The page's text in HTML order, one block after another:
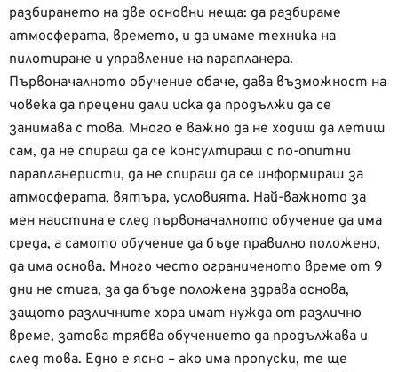
разбирането на две основни неща: да разбираме
атмосферата, времето, и да имаме техника на
пилотиране и управление на парапланера.
Първоначалното обучение обаче, дава възможност на
човека да прецени дали иска да продължи да се
занимава с това. Много е важно да не ходиш да летиш
сам, да не спираш да се консултираш с по-опитни
парапланеристи, да не спираш да се информираш за
атмосферата, вятъра, условията. Най-важното за
мен наистина е след първоначалното обучение да има
среда, а самото обучение да бъде правилно положено,
да има основа. Много често ограниченото време от 9
дни не стига, за да бъде положена здрава основа,
защото различните хора имат нужда от различно
време, затова трябва обучението да продължава и
след това. Едно е ясно – ако има пропуски, те ще